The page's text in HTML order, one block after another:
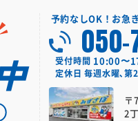
予約なしOK！お急
受付時間 10:00〜
定休日毎週水曜､第
〒
2